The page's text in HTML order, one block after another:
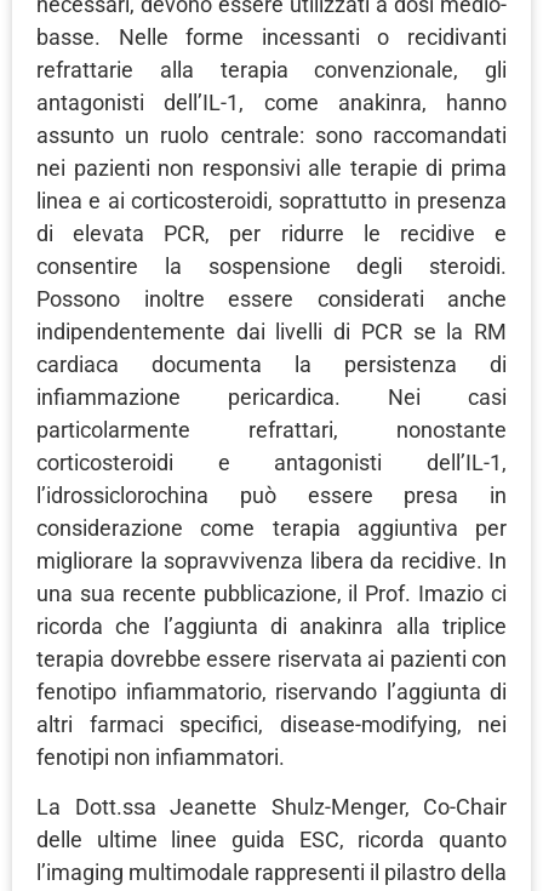
basse. Nelle forme incessanti o recidivanti
refrattarie alla terapia convenzionale, gli
antagonisti dell’IL-1, come anakinra, hanno
assunto un ruolo centrale: sono raccomandati
nei pazienti non responsivi alle terapie di prima
linea e ai corticosteroidi, soprattutto in presenza
di elevata PCR, per ridurre le recidive e
consentire la sospensione degli steroidi.
Possono inoltre essere considerati anche
indipendentemente dai livelli di PCR se la RM
cardiaca documenta la persistenza di
infiammazione pericardica. Nei casi
particolarmente refrattari, nonostante
corticosteroidi e antagonisti dell’IL-1,
l’idrossiclorochina può essere presa in
considerazione come terapia aggiuntiva per
migliorare la sopravvivenza libera da recidive. In
una sua recente pubblicazione, il Prof. Imazio ci
ricorda che l’aggiunta di anakinra alla triplice
terapia dovrebbe essere riservata ai pazienti con
fenotipo infiammatorio, riservando l’aggiunta di
altri farmaci specifici, disease-modifying, nei
fenotipi non infiammatori.
La Dott.ssa Jeanette Shulz-Menger, Co-Chair
delle ultime linee guida ESC, ricorda quanto
l’imaging multimodale rappresenti il pilastro della